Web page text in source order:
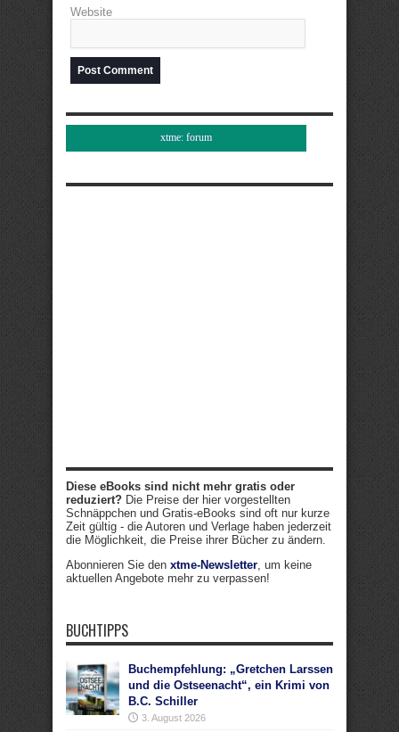
Website
xtme: forum
Diese eBooks sind nicht mehr gratis oder
reduziert? Die Preise der hier vorgestellten
Schnäppchen und Gratis-eBooks sind oft nur kurze
Zeit gültig - die Autoren und Verlage haben jederzeit
die Möglichkeit, die Preise ihrer Bücher zu ändern.
Abonnieren Sie den xtme-Newsletter, um keine
aktuellen Angebote mehr zu verpassen!
BUCHTIPPS
Buchempfehlung: „Gretchen Larssen
und die Ostseenacht“, ein Krimi von
B.C. Schiller
3. August 2026